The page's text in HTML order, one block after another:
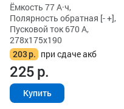
Ёмкость 77 А·ч,
Полярность обратная [- +],
Пусковой ток 670 А,
278x175x190
203р. при сдаче акб
225р.
Купить